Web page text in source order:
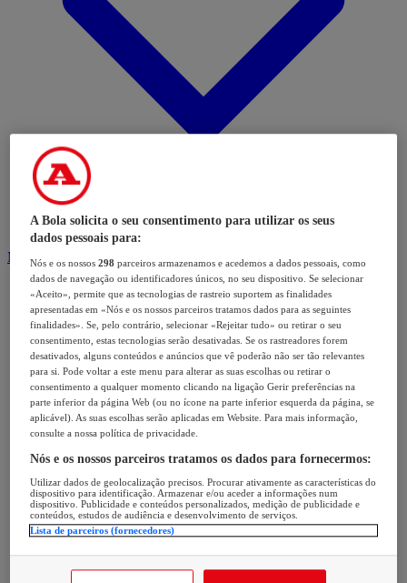
Modalidades
A Bola solicita o seu consentimento para utilizar os seus
dados pessoais para:
Nós e os nossos298 parceiros armazenamos e acedemos a dados pessoais, como
dados de navegação ou identificadores únicos, no seu dispositivo. Se selecionar
«Aceito», permite que as tecnologias de rastreio suportem as finalidades
apresentadas em «Nós e os nossos parceiros tratamos dados para as seguintes
finalidades». Se, pelo contrário, selecionar «Rejeitar tudo» ou retirar o seu
consentimento, estas tecnologias serão desativadas. Se os rastreadores forem
desativados, alguns conteúdos e anúncios que vê poderão não ser tão relevantes
para si. Pode voltar a este menu para alterar as suas escolhas ou retirar o
consentimento a qualquer momento clicando na ligação Gerir preferências na
parte inferior da página Web (ou no ícone na parte inferior esquerda da página, se
aplicável). As suas escolhas serão aplicadas em Website. Para mais informação,
consulte a nossa política de privacidade.
Nós e os nossos parceiros tratamos os dados para fornecermos:
Utilizar dados de geolocalização precisos. Procurar ativamente as características do
dispositivo para identificação. Armazenar e/ou aceder a informações num
dispositivo. Publicidade e conteúdos personalizados, medição de publicidade e
conteúdos, estudos de audiência e desenvolvimento de serviços.
Lista de parceiros (fornecedores)